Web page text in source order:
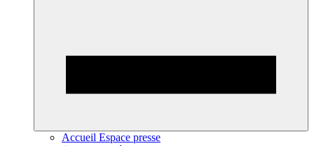
Accueil Espace presse